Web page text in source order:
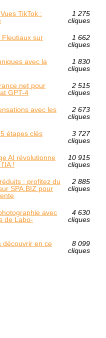
TikTok :
1 275
cliques
Fleutiaux sur
1 662
cliques
avec la
1 830
cliques
pour
GPT-4
2 515
cliques
avec les
2 673
cliques
étapes clés
3 727
cliques
AI révolutionne
!
10 915
cliques
: profitez du
SPA.BIZ pour
2 885
cliques
avec
de Labo-
4 630
cliques
découvrir en ce
8 099
cliques